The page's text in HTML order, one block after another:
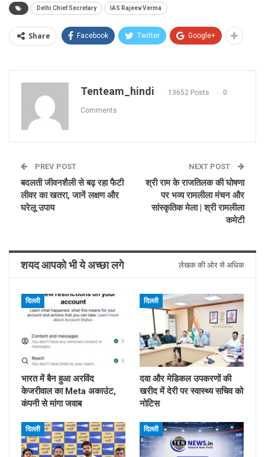
Delhi Chief Secretary IAS Rajeev Verma
Share Facebook Twitter Google+
Tenteam_hindi 13652 Posts 0
Comments
PREV POST
बदलती जीवनशैली से बढ़ रहा फैटी
लीवर का खतरा, जानें लक्षण और
घरेलू उपाय
NEXT POST
श्री राम के राजतिलक की घोषणा
पर भव्य रामलीला मंचन और
सांस्कृतिक मेला | श्री रामलीला
कमेटी
शयद आपको भी ये अच्छा लगे लेखक की ओर से अधिक
दिल्ली
भारत में बैन हुआ अरविंद
केजरीवाल का Meta अकाउंट,
कंपनी से मांगा जवाब
दिल्ली
दवा और मेडिकल उपकरणों की
खरीद में देरी पर स्वास्थ्य सचिव को
नोटिस
दिल्ली दिल्ली